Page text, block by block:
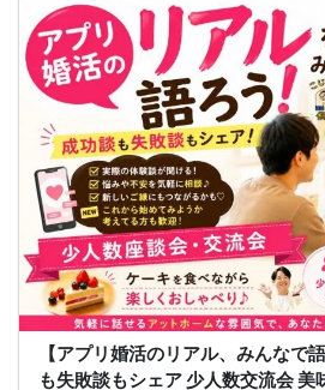
---------------------------
【お客様へのお願い】
1. ２名様以上でのご参加は必ず同性同士でお申し込
2. 服装の指定はございません。多くのお客様はカジ
れています。
3. 開催判断はイベント前日の時点で男性３名・女性
なりますが、当日に参加者のキャンセルで比率が崩
回った場合、一切返金などの保証はいたしませんの
4. イベントページ内の「お申し込み状況」等はキャ
数、男女比率と異なる可能性がございます。
5. 当日は店舗の外ではなく店舗内で受付いたします
で来た」旨をお伝えください。
6. お釣りの用意はございませんので、出ないように
7. 当日は年齢確認のできる身分証をお持ちください
ことが発覚した場合、参加費を全額徴収し返金はい
8. 15分以上の遅刻はキャンセルとみなす可能性があ
9. 当日受付にお越しになってからのキャンセル、途
10. イベント中止に伴うユーザーへの返金額は、チ
泊費、通信費等の返金は行いません。
11. 領収書の発行はいたしかねます。
お申し込みが完了した時点で上記すべての事項に同
【アプリ婚活のリアル、みんなで
も失敗談もシェア 少人数交流会 美